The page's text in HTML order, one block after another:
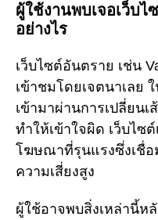
ผู้ใช้งานพบเจอเว็บ
อย่างไร
เว็บไซต์อันตราย เช่น
เข้าชมโดยเจตนาเลย
เข้ามาผ่านการเปลี่ยน
ทำให้เข้าใจผิด เว็บไซ
โฆษณาที่รุนแรงซึ่งเชื่
ความเสี่ยงสูง
ผู้ใช้อาจพบสิ่งเหล่านี้ห